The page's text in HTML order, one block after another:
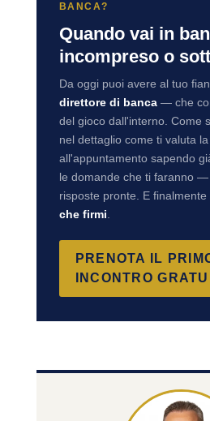
BANCA?
Quando vai in
incompreso o
Da oggi puoi avere al tuo
direttore di banca— che
del gioco dall'interno. Come
nel dettaglio come ti valuta
all'appuntamento sapendo
le domande che ti faranno —
risposte pronte. E finalmente
che firmi.
PRENOTA IL
INCONTRO